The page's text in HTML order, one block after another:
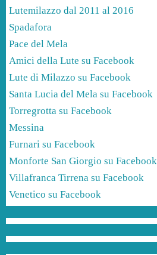
Lutemilazzo dal 2011 al 2016
Spadafora
Pace del Mela
Amici della Lute su Facebook
Lute di Milazzo su Facebook
Santa Lucia del Mela su Facebook
Torregrotta su Facebook
Messina
Furnari su Facebook
Monforte San Giorgio su Facebook
Villafranca Tirrena su Facebook
Venetico su Facebook